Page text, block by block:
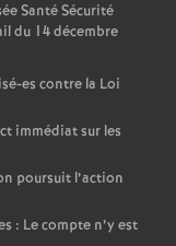
Santé Sécurité
du 14 décembre
es contre la Loi
immédiat sur les
poursuit l’action
: Le compte n’y est